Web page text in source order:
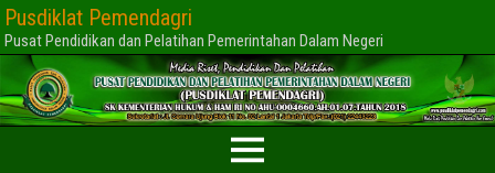
Pusdiklat Pemendagri
Pusat Pendidikan dan Pelatihan Pemerintahan Dalam Negeri